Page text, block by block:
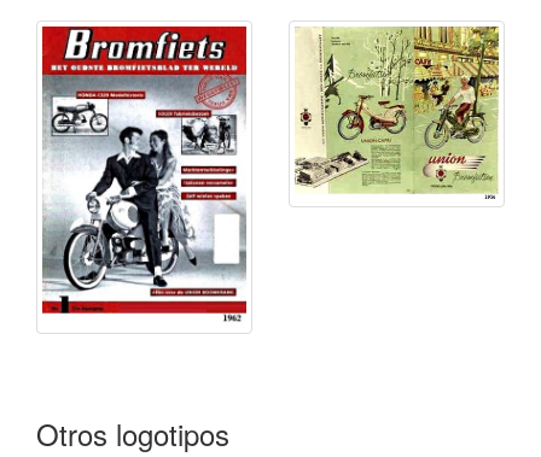
Otros logotipos